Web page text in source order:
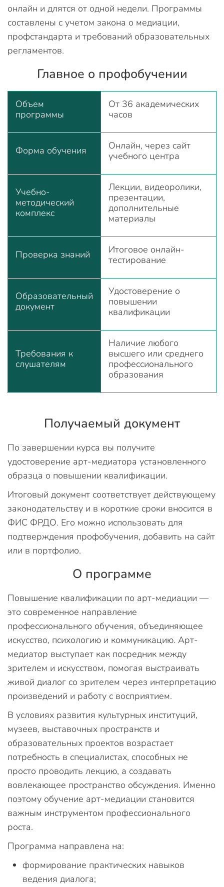
онлайн и длятся от одной недели. Программы
составлены с учетом закона о медиации,
профстандарта и требований образовательных
регламентов.
Главное о профобучении
Объем
программы
От 36 академических
часов
Форма обучения
Онлайн, через сайт
учебного центра
Учебно-
методический
комплекс
Лекции, видеоролики,
презентации,
дополнительные
материалы
Проверка знаний
Итоговое онлайн-
тестирование
Образовательный
документ
Удостоверение о
повышении
квалификации
Требования к
слушателям
Наличие любого
высшего или среднего
профессионального
образования
Получаемый документ
По завершении курса вы получите
удостоверение арт-медиатора установленного
образца о повышении квалификации.
Итоговый документ соответствует действующему
законодательству и в короткие сроки вносится в
ФИС ФРДО. Его можно использовать для
подтверждения профобучения, добавить на сайт
или в портфолио.
О программе
Повышение квалификации по арт-медиации —
это современное направление
профессионального обучения, объединяющее
искусство, психологию и коммуникацию. Арт-
медиатор выступает как посредник между
зрителем и искусством, помогая выстраивать
живой диалог со зрителем через интерпретацию
произведений и работу с восприятием.
В условиях развития культурных институций,
музеев, выставочных пространств и
образовательных проектов возрастает
потребность в специалистах, способных не
просто проводить лекцию, а создавать
вовлекающее пространство обсуждения. Именно
поэтому обучение арт-медиации становится
важным инструментом профессионального
роста.
Программа направлена на:
формирование практических навыков
ведения диалога;